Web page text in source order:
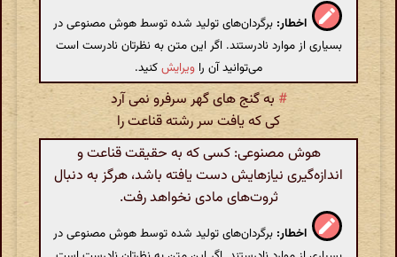
اخطار: برگردان‌های تولید شده توسط هوش مصنوعی در
بسیاری از موارد نادرستند. اگر این متن به نظرتان نادرست است
می‌توانید آن را ویرایشکنید.
# به گنج های گهر سرفرو نمی آرد
کی که یافت سر رشته قناعت را
هوش مصنوعی: کسی که به حقیقت قناعت و
اندازه‌گیری نیازهایش دست یافته باشد، هرگز به دنبال
ثروت‌های مادی نخواهد رفت.
اخطار: برگردان‌های تولید شده توسط هوش مصنوعی در